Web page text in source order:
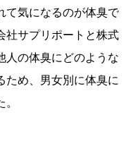
て気になるのが体臭で
社サプリポートと株式
人の体臭にどのような
ため、男女別に体臭に